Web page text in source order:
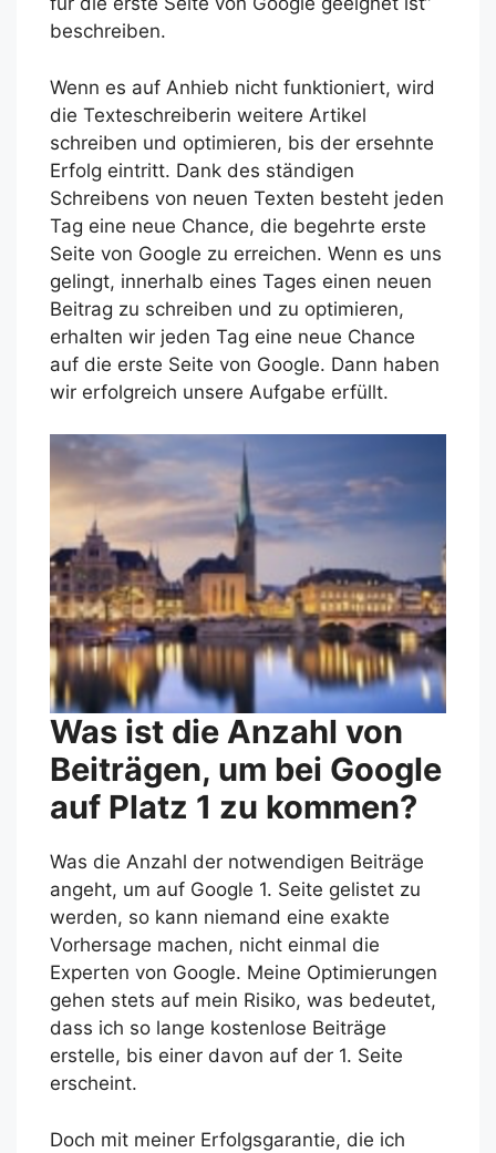
beschreiben.
Wenn es auf Anhieb nicht funktioniert, wird
die Texteschreiberin weitere Artikel
schreiben und optimieren, bis der ersehnte
Erfolg eintritt. Dank des ständigen
Schreibens von neuen Texten besteht jeden
Tag eine neue Chance, die begehrte erste
Seite von Google zu erreichen. Wenn es uns
gelingt, innerhalb eines Tages einen neuen
Beitrag zu schreiben und zu optimieren,
erhalten wir jeden Tag eine neue Chance
auf die erste Seite von Google. Dann haben
wir erfolgreich unsere Aufgabe erfüllt.
Was ist die Anzahl von
Beiträgen, um bei Google
auf Platz 1 zu kommen?
Was die Anzahl der notwendigen Beiträge
angeht, um auf Google 1. Seite gelistet zu
werden, so kann niemand eine exakte
Vorhersage machen, nicht einmal die
Experten von Google. Meine Optimierungen
gehen stets auf mein Risiko, was bedeutet,
dass ich so lange kostenlose Beiträge
erstelle, bis einer davon auf der 1. Seite
erscheint.
Doch mit meiner Erfolgsgarantie, die ich